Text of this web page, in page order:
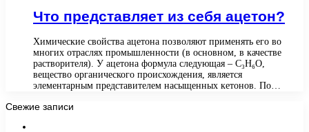
Что представляет из себя ацетон?
Химические свойства ацетона позволяют применять его во
многих отраслях промышленности (в основном, в качестве
растворителя). У ацетона формула следующая – C₃H₆O,
вещество органического происхождения, является
элементарным представителем насыщенных кетонов. По…
Свежие записи